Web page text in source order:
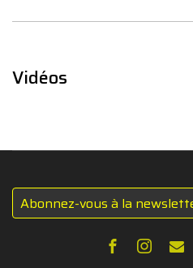
Vidéos
Abonnez-vous à la